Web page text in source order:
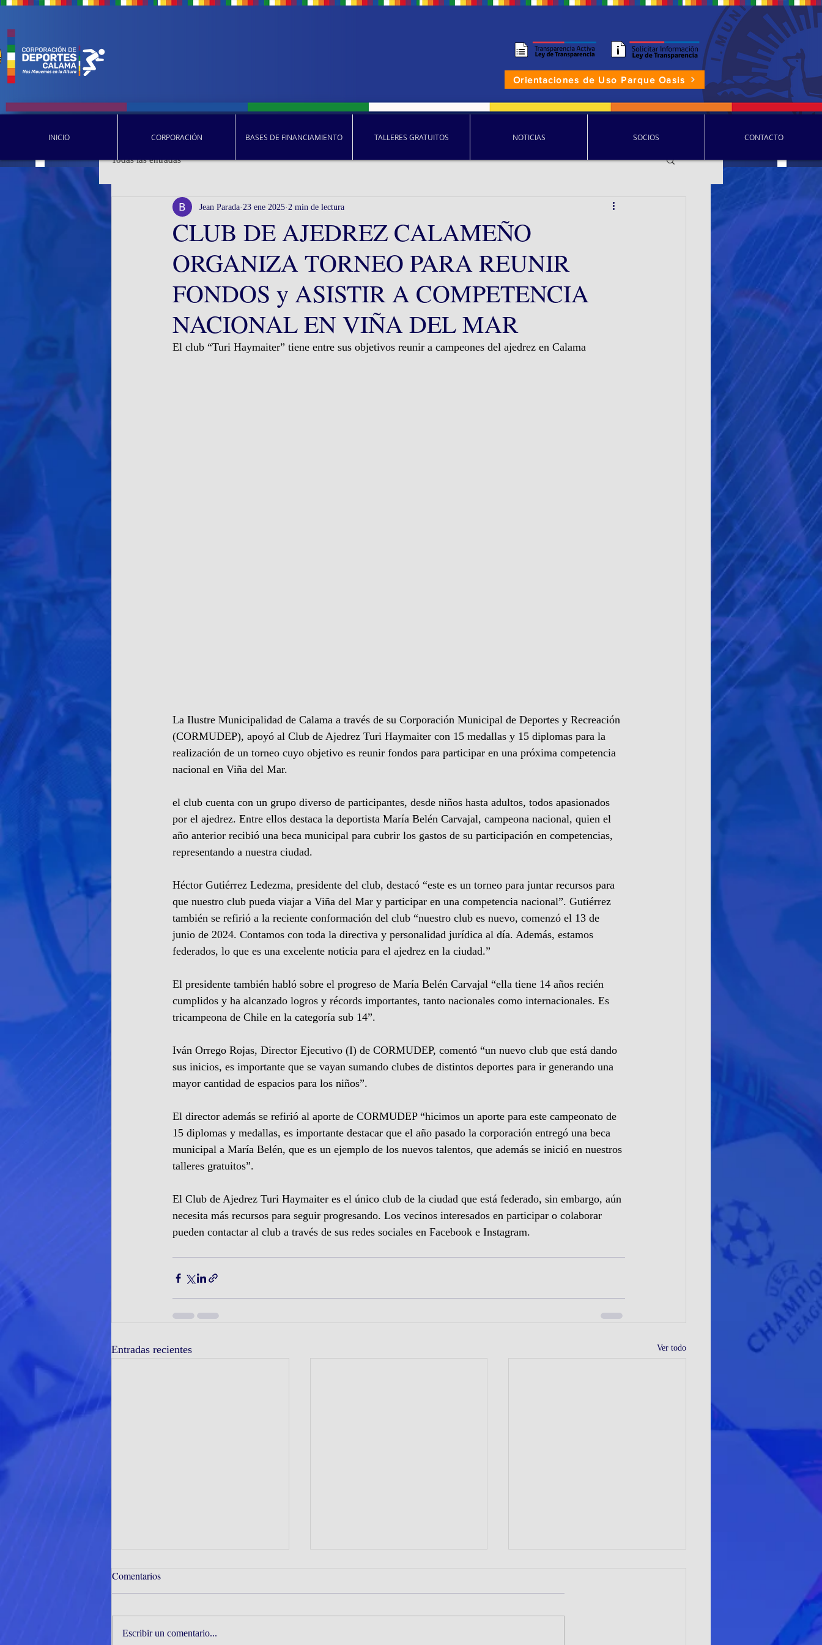
Orientaciones de Uso Parque Oasis
Todas las entradas
CLUB DE AJEDREZ CALAMEÑO
ORGANIZA TORNEO PARA REUNIR
FONDOS y ASISTIR A COMPETENCIA
NACIONAL EN VIÑA DEL MAR
Jean Parada 23 ene 2025 2 min de lectura
El club “Turi Haymaiter” tiene entre sus objetivos reunir a campeones del ajedrez en Calama
La Ilustre Municipalidad de Calama a través de su Corporación Municipal de Deportes y Recreación
(CORMUDEP), apoyó al Club de Ajedrez Turi Haymaiter con 15 medallas y 15 diplomas para la
realización de un torneo cuyo objetivo es reunir fondos para participar en una próxima competencia
nacional en Viña del Mar.
el club cuenta con un grupo diverso de participantes, desde niños hasta adultos, todos apasionados
por el ajedrez. Entre ellos destaca la deportista María Belén Carvajal, campeona nacional, quien el
año anterior recibió una beca municipal para cubrir los gastos de su participación en competencias,
representando a nuestra ciudad.
Héctor Gutiérrez Ledezma, presidente del club, destacó “este es un torneo para juntar recursos para
que nuestro club pueda viajar a Viña del Mar y participar en una competencia nacional”. Gutiérrez
también se refirió a la reciente conformación del club “nuestro club es nuevo, comenzó el 13 de
junio de 2024. Contamos con toda la directiva y personalidad jurídica al día. Además, estamos
federados, lo que es una excelente noticia para el ajedrez en la ciudad.”
El presidente también habló sobre el progreso de María Belén Carvajal “ella tiene 14 años recién
cumplidos y ha alcanzado logros y récords importantes, tanto nacionales como internacionales. Es
tricampeona de Chile en la categoría sub 14”.
Iván Orrego Rojas, Director Ejecutivo (I) de CORMUDEP, comentó “un nuevo club que está dando
sus inicios, es importante que se vayan sumando clubes de distintos deportes para ir generando una
mayor cantidad de espacios para los niños”.
El director además se refirió al aporte de CORMUDEP “hicimos un aporte para este campeonato de
15 diplomas y medallas, es importante destacar que el año pasado la corporación entregó una beca
municipal a María Belén, que es un ejemplo de los nuevos talentos, que además se inició en nuestros
talleres gratuitos”.
El Club de Ajedrez Turi Haymaiter es el único club de la ciudad que está federado, sin embargo, aún
necesita más recursos para seguir progresando. Los vecinos interesados en participar o colaborar
pueden contactar al club a través de sus redes sociales en Facebook e Instagram.
Entradas recientes Ver todo
Comentarios
Escribir un comentario...
INICIO CORPORACIÓN BASES DE FINANCIAMIENTO TALLERES GRATUITOS NOTICIAS SOCIOS CONTACTO